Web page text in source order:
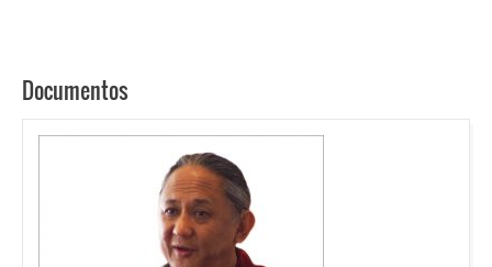
Documentos